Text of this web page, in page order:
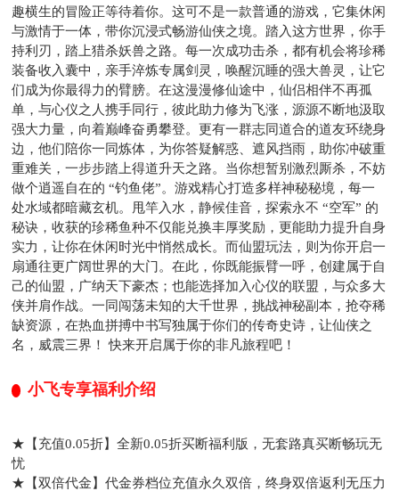
趣横生的冒险正等待着你。这可不是一款普通的游戏，它集休闲
与激情于一体，带你沉浸式畅游仙侠之境。踏入这方世界，你手
持利刃，踏上猎杀妖兽之路。每一次成功击杀，都有机会将珍稀
装备收入囊中，亲手淬炼专属剑灵，唤醒沉睡的强大兽灵，让它
们成为你最得力的臂膀。在这漫漫修仙途中，仙侣相伴不再孤
单，与心仪之人携手同行，彼此助力修为飞涨，源源不断地汲取
强大力量，向着巅峰奋勇攀登。更有一群志同道合的道友环绕身
边，他们陪你一同炼体，为你答疑解惑、遮风挡雨，助你冲破重
重难关，一步步踏上得道升天之路。当你想暂别激烈厮杀，不妨
做个逍遥自在的 “钓鱼佬”。游戏精心打造多样神秘秘境，每一
处水域都暗藏玄机。甩竿入水，静候佳音，探索永不 “空军” 的
秘诀，收获的珍稀鱼种不仅能兑换丰厚奖励，更能助力提升自身
实力，让你在休闲时光中悄然成长。而仙盟玩法，则为你开启一
扇通往更广阔世界的大门。在此，你既能振臂一呼，创建属于自
己的仙盟，广纳天下豪杰；也能选择加入心仪的联盟，与众多大
侠并肩作战。一同闯荡未知的大千世界，挑战神秘副本，抢夺稀
缺资源，在热血拼搏中书写独属于你们的传奇史诗，让仙侠之
名，威震三界！ 快来开启属于你的非凡旅程吧！
小飞专享福利介绍
★【充值0.05折】全新0.05折买断福利版，无套路真买断畅玩无
忧
★【双倍代金】代金券档位充值永久双倍，终身双倍返利无压力